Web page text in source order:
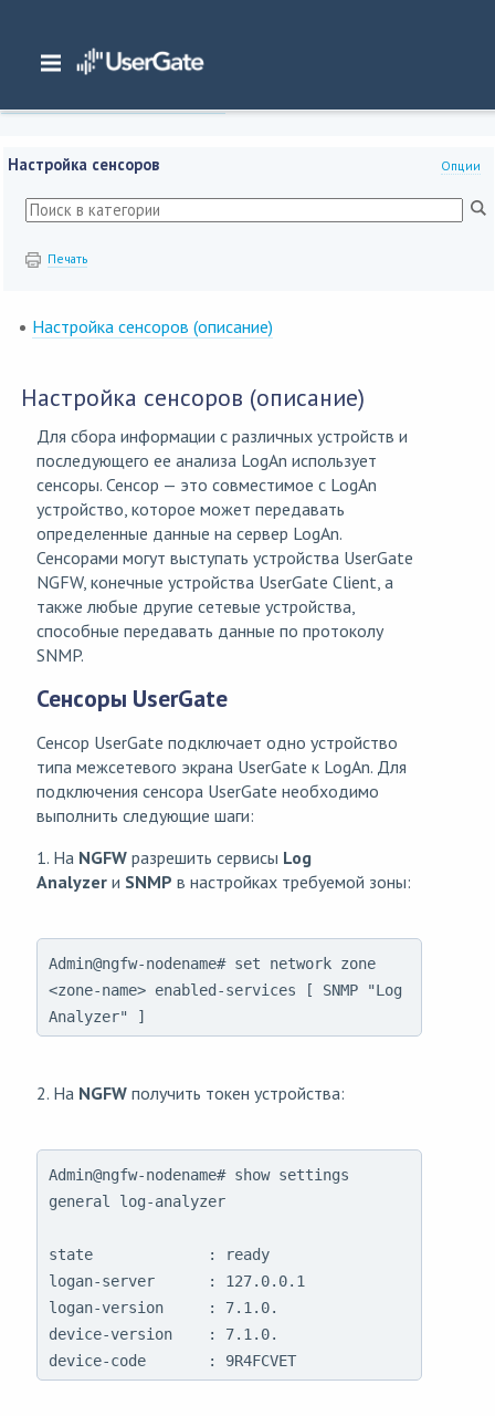
Главная/ Документация/SIEM/
UserGate SIEM 7.2.x Руководство администратора
Опции
Настройка сенсоров
Печать
Настройка сенсоров (описание)
Настройка сенсоров (описание)
Для сбора информации с различных устройств и
последующего ее анализа LogAn использует
сенсоры. Сенсор — это совместимое с LogAn
устройство, которое может передавать
определенные данные на сервер LogAn.
Сенсорами могут выступать устройства UserGate
NGFW, конечные устройства UserGate Client, а
также любые другие сетевые устройства,
способные передавать данные по протоколу
SNMP.
Сенсоры UserGate
Сенсор UserGate подключает одно устройство
типа межсетевого экрана UserGate к LogAn. Для
подключения сенсора UserGate необходимо
выполнить следующие шаги:
1. На NGFW разрешить сервисы Log
Analyzer и SNMP в настройках требуемой зоны:
Admin@ngfw-nodename# set network zone
<zone-name> enabled-services [ SNMP "Log
Analyzer" ]
2. На NGFW получить токен устройства:
Admin@ngfw-nodename# show settings
general log-analyzer
state             : ready
logan-server      : 127.0.0.1
logan-version     : 7.1.0.
device-version    : 7.1.0.